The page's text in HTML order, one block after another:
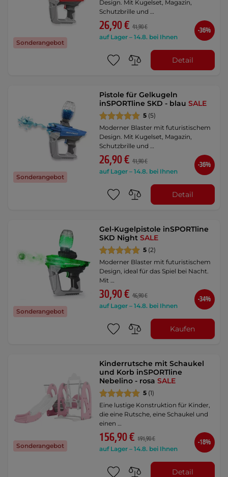
Sonderangebot
Design. Mit Kugelset, Magazin,
Schutzbrille und …
26,90 € 41,90 €
auf Lager – 14.8. bei Ihnen
-36%
Detail
Sonderangebot
Pistole für Gelkugeln
inSPORTline SKD - blauSALE
5 (5)
Moderner Blaster mit futuristischem
Design. Mit Kugelset, Magazin,
Schutzbrille und …
26,90 € 41,90 €
auf Lager – 14.8. bei Ihnen
-36%
Detail
Sonderangebot
Gel-Kugelpistole inSPORTline
SKD NightSALE
5 (2)
Moderner Blaster mit futuristischem
Design, ideal für das Spiel bei Nacht.
Mit …
30,90 € 46,90 €
auf Lager – 14.8. bei Ihnen
-34%
Kaufen
Sonderangebot
Kinderrutsche mit Schaukel
und Korb inSPORTline
Nebelino - rosaSALE
5 (1)
Eine lustige Konstruktion für Kinder,
die eine Rutsche, eine Schaukel und
einen …
156,90 € 191,90 €
auf Lager – 14.8. bei Ihnen
-18%
Detail